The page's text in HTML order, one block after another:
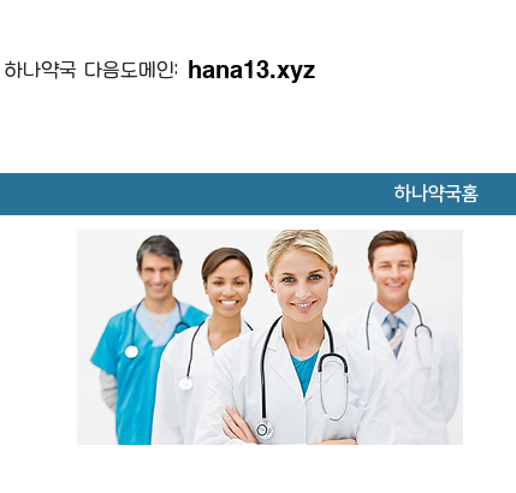
하나약국 다음도메인: hana13.xyz
하나약국홈